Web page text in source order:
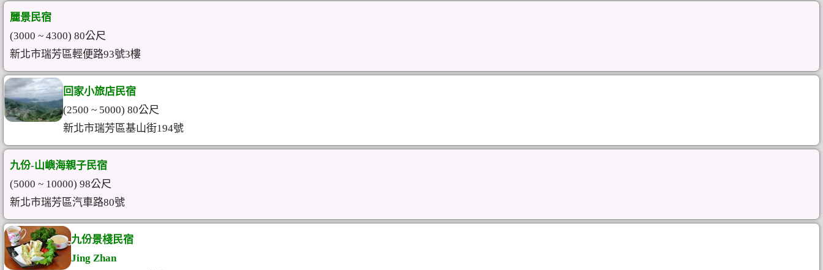
麗景民宿
(3000 ~ 4300) 80公尺
新北市瑞芳區輕便路93號3樓
回家小旅店民宿
(2500 ~ 5000) 80公尺
新北市瑞芳區基山街194號
九份-山嶼海親子民宿
(5000 ~ 10000) 98公尺
新北市瑞芳區汽車路80號
九份景棧民宿
Jing Zhan